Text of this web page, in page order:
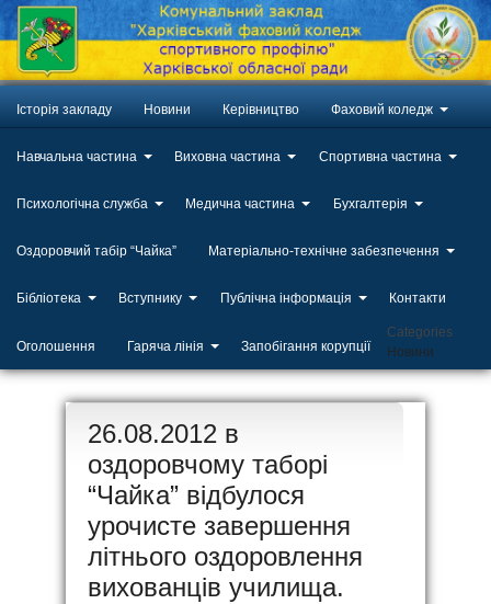
Історія закладу Новини Керівництво Фаховий коледж
Навчальна частина Виховна частина Спортивна частина
Психологічна служба Медична частина Бухгалтерія
Оздоровчий табір “Чайка” Матеріально-технічне забезпечення
Бібліотека Вступнику Публічна інформація Контакти
Оголошення Гаряча лінія Запобігання корупції
Categories
Новини
20
26.08.2012 в
оздоровчому таборі
“Чайка” відбулося
урочисте завершення
літнього оздоровлення
вихованців училища.